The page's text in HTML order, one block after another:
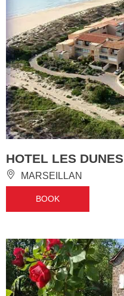
HOTEL LES DUNES
MARSEILLAN
BOOK